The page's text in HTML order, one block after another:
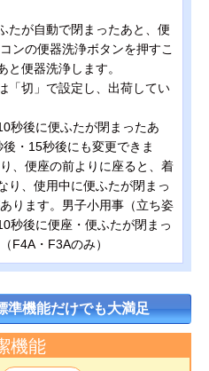
たが自動で閉まったあと、便
ンの便器洗浄ボタンを押すこ
と便器洗浄します。
「切」で設定し、出荷してい
秒後に便ふたが閉まったあ
・15秒後にも変更できま
、便座の前よりに座ると、着
り、使用中に便ふたが閉まっ
ります。男子小用事（立ち姿
秒後に便座・便ふたが閉まっ
F4A・F3Aのみ）
準機能だけでも大満足
機能